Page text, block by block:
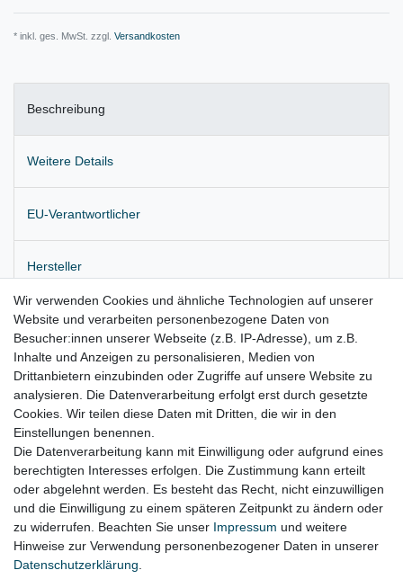
* inkl. ges. MwSt. zzgl. Versandkosten
Beschreibung
Weitere Details
EU-Verantwortlicher
Hersteller
Originales Wischergestänge mit Motor für die Frontscheibe
Lieferung wie abgebildet
für:
VW Scirocco Bj. 2008 - 2017
Lieferzeit etwa 1 bis 3 Werktage
Wir verwenden Cookies und ähnliche Technologien auf unserer
Website und verarbeiten personenbezogene Daten von
Besucher:innen unserer Webseite (z.B. IP-Adresse), um z.B.
Inhalte und Anzeigen zu personalisieren, Medien von
Drittanbietern einzubinden oder Zugriffe auf unsere Website zu
analysieren. Die Datenverarbeitung erfolgt erst durch gesetzte
Cookies. Wir teilen diese Daten mit Dritten, die wir in den
Einstellungen benennen.
Die Datenverarbeitung kann mit Einwilligung oder aufgrund eines
berechtigten Interesses erfolgen. Die Zustimmung kann erteilt
oder abgelehnt werden. Es besteht das Recht, nicht einzuwilligen
und die Einwilligung zu einem späteren Zeitpunkt zu ändern oder
zu widerrufen. Beachten Sie unser Impressum und weitere
Hinweise zur Verwendung personenbezogener Daten in unserer
Daten­schutz­erklärung
Impressum